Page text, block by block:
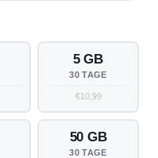
5 GB
30 TAGE
€10,99
50 GB
30 TAGE